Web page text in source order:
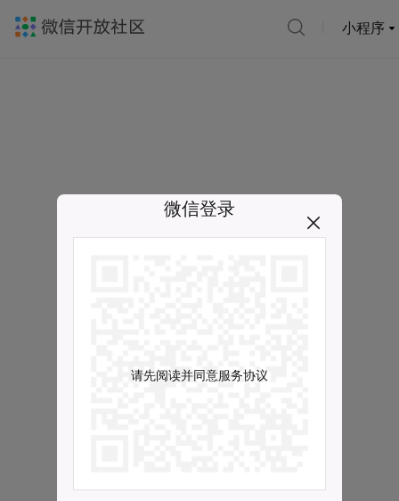
小程序
微信登录
请先阅读并同意服务协议